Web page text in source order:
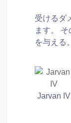
受けるダ
ます。
を与える。
Jarvan IV